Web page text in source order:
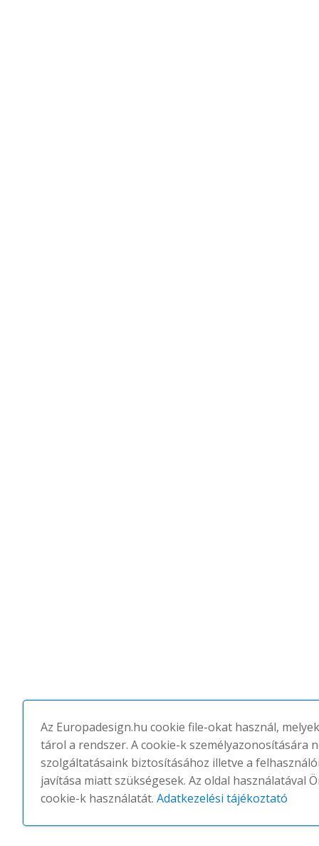
Az Europadesign.hu cookie file-okat használ,
tárol a rendszer. A cookie-k személyazonosítására
szolgáltatásaink biztosításához illetve a
javítása miatt szükségesek. Az oldal használatával
cookie-k használatát. Adatkezelési tájékoztató